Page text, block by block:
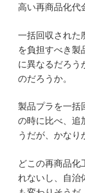
高い再商品化代
一括回収された
を負担すべき製
に異なるだろう
のだろうか。
製品プラを一括
の時に比べ、追
うだが、かなり
どこの再商品化
れないし、自治